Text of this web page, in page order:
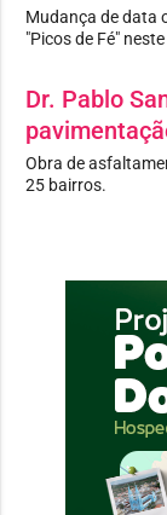
Mudança de data
"Picos de Fé"
Dr. Pablo
Obra de
25 bairros.